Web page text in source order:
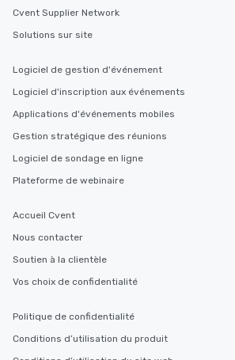
Cvent Supplier Network
Solutions sur site
Logiciel de gestion d'événement
Logiciel d'inscription aux événements
Applications d'événements mobiles
Gestion stratégique des réunions
Logiciel de sondage en ligne
Plateforme de webinaire
Accueil Cvent
Nous contacter
Soutien à la clientèle
Vos choix de confidentialité
Politique de confidentialité
Conditions d’utilisation du produit